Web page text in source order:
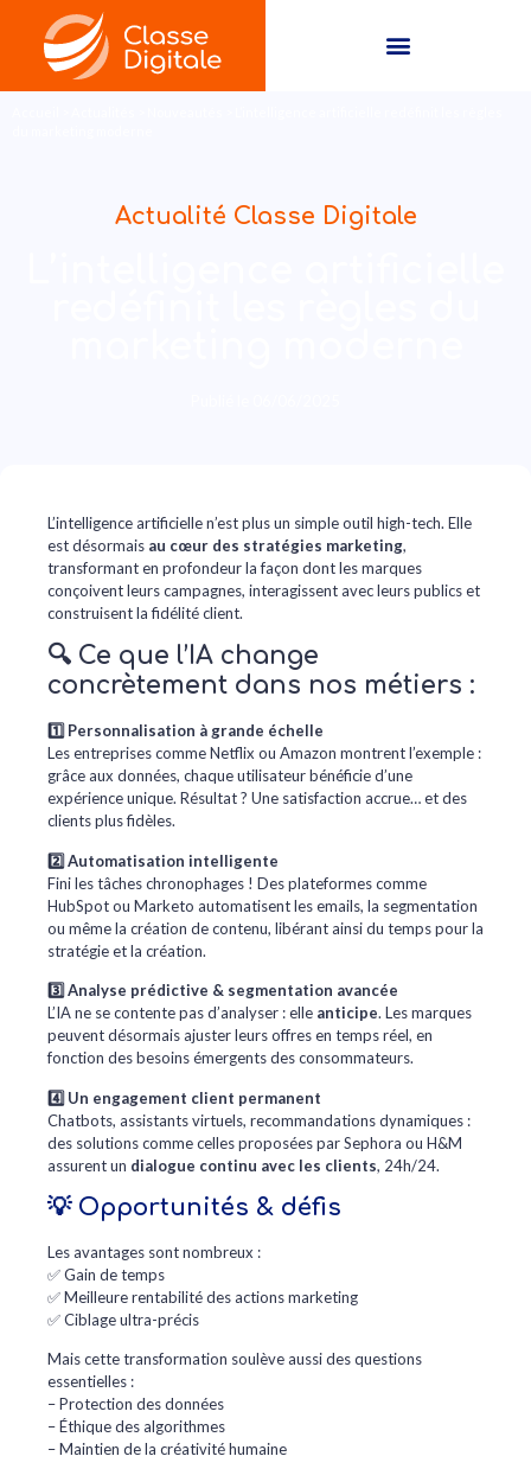
Actualité Classe Digitale
L’intelligence artificielle n’est plus un simple outil high-tech. Elle
est désormais au cœur des stratégies marketing,
transformant en profondeur la façon dont les marques
conçoivent leurs campagnes, interagissent avec leurs publics et
construisent la fidélité client.
🔍 Ce que l’IA change
concrètement dans nos métiers :
1️⃣ Personnalisation à grande échelle
Les entreprises comme Netflix ou Amazon montrent l’exemple :
grâce aux données, chaque utilisateur bénéficie d’une
expérience unique. Résultat ? Une satisfaction accrue… et des
clients plus fidèles.
2️⃣ Automatisation intelligente
Fini les tâches chronophages ! Des plateformes comme
HubSpot ou Marketo automatisent les emails, la segmentation
ou même la création de contenu, libérant ainsi du temps pour la
stratégie et la création.
3️⃣ Analyse prédictive & segmentation avancée
L’IA ne se contente pas d’analyser : elle anticipe. Les marques
peuvent désormais ajuster leurs offres en temps réel, en
fonction des besoins émergents des consommateurs.
4️⃣ Un engagement client permanent
Chatbots, assistants virtuels, recommandations dynamiques :
des solutions comme celles proposées par Sephora ou H&M
assurent un dialogue continu avec les clients, 24h/24.
💡 Opportunités & défis
Les avantages sont nombreux :
✅ Gain de temps
✅ Meilleure rentabilité des actions marketing
✅ Ciblage ultra-précis
Mais cette transformation soulève aussi des questions
essentielles :
– Protection des données
– Éthique des algorithmes
– Maintien de la créativité humaine